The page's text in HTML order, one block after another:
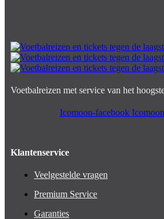
Voetbalreizen met service van het
Icomoon-facebook
Klantenservice
Veelgestelde vragen
Premium Service
Garanties